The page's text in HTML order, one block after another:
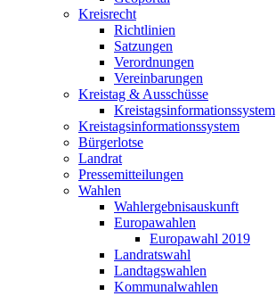
Kreisrecht
Richtlinien
Satzungen
Verordnungen
Vereinbarungen
Kreistag & Ausschüsse
Kreistagsinformationssystem
Kreistagsinformationssystem
Bürgerlotse
Landrat
Pressemitteilungen
Wahlen
Wahlergebnisauskunft
Europawahlen
Europawahl 2019
Landratswahl
Landtagswahlen
Kommunalwahlen